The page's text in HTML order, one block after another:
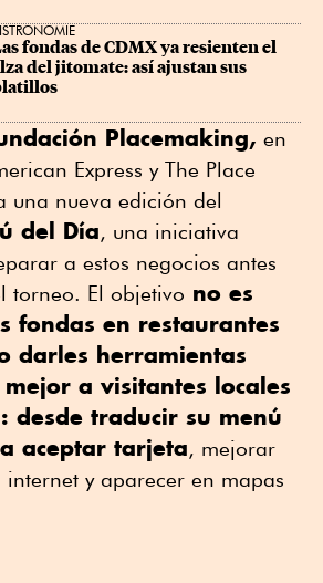
fondas de CDMX ya resienten el
del jitomate: así ajustan sus
Placemaking, en
Express y The Place
una nueva edición del
del Día, una iniciativa
a estos negocios antes
torneo. El objetivo no es
fondas en restaurantes
darles herramientas
a visitantes locales
desde traducir su menú
aceptar tarjeta, mejorar
y aparecer en mapas